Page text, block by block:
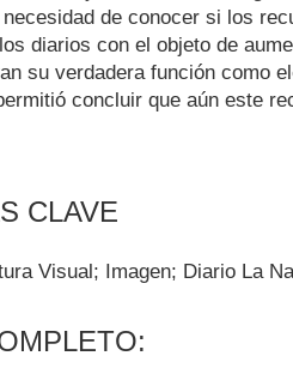
de conocer si los
diarios con el objeto de
su verdadera función como
concluir que aún este
CLAVE
Visual; Imagen; Diario La